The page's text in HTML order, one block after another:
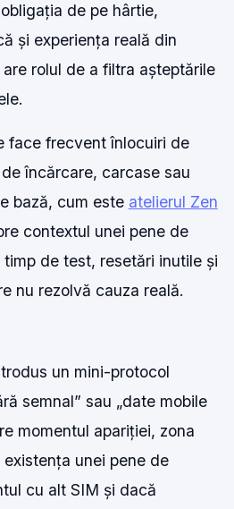
de pe hârtie,
și experiența reală din
rolul de a filtra așteptările
face frecvent înlocuiri de
încărcare, carcase sau
bază, cum este atelierul Zen
contextul unei pene de
de test, resetări inutile și
nu rezolvă cauza reală.
un mini-protocol
semnal” sau „date mobile
momentul apariției, zona
unei pene de
cu alt SIM și dacă